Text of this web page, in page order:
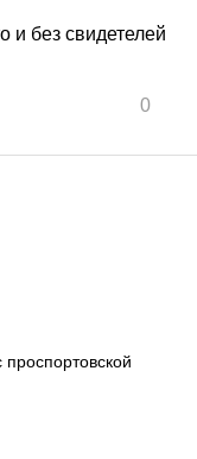
и без свидетелей
0